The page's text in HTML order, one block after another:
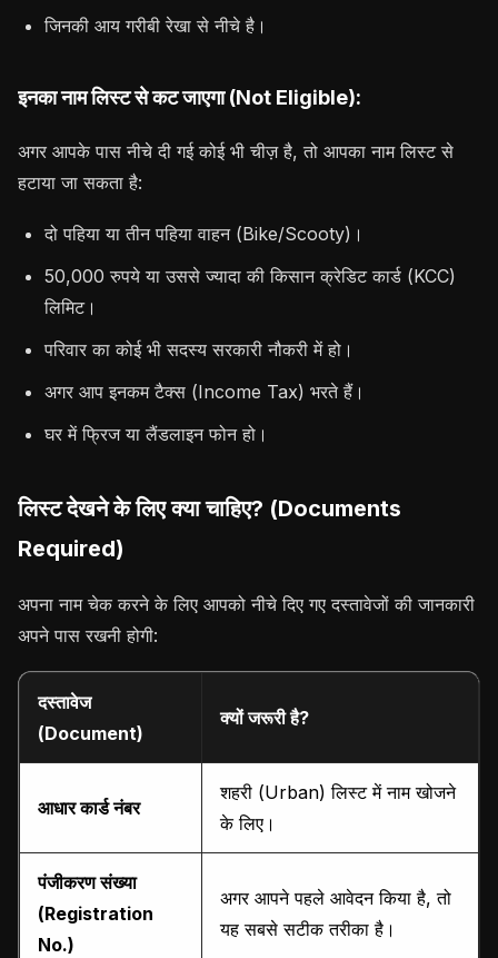
जिनकी आय गरीबी रेखा से नीचे है।
इनका नाम लिस्ट से कट जाएगा (Not Eligible):
अगर आपके पास नीचे दी गई कोई भी चीज़ है, तो आपका नाम लिस्ट से
हटाया जा सकता है:
दो पहिया या तीन पहिया वाहन (Bike/Scooty)।
50,000 रुपये या उससे ज्यादा की किसान क्रेडिट कार्ड (KCC)
लिमिट।
परिवार का कोई भी सदस्य सरकारी नौकरी में हो।
अगर आप इनकम टैक्स (Income Tax) भरते हैं।
घर में फ्रिज या लैंडलाइन फोन हो।
लिस्ट देखने के लिए क्या चाहिए? (Documents
Required)
अपना नाम चेक करने के लिए आपको नीचे दिए गए दस्तावेजों की जानकारी
अपने पास रखनी होगी:
दस्तावेज
(Document)
क्यों जरूरी है?
आधार कार्ड नंबर
शहरी (Urban) लिस्ट में नाम खोजने
के लिए।
पंजीकरण संख्या
(Registration
No.)
अगर आपने पहले आवेदन किया है, तो
यह सबसे सटीक तरीका है।